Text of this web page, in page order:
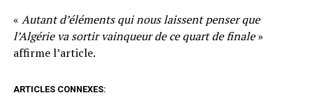
« Autant d’éléments qui nous laissent penser que
l’Algérie va sortir vainqueur de ce quart de finale»
affirme l’article.
ARTICLES CONNEXES: